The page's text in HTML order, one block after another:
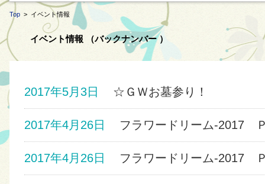
Top > イベント情報
イベント情報 （バックナンバー ）
2017年5月3日 ☆ＧＷお墓参り！
2017年4月26日 フラワードリーム-2017
2017年4月26日 フラワードリーム-2017